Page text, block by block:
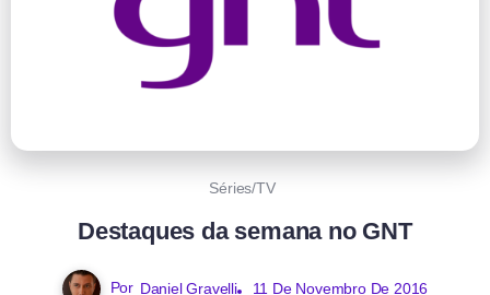
Séries/TV
Destaques da semana no GNT
Por Daniel Gravelli 11 De Novembro De 2016